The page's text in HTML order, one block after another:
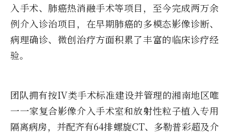
入手术、肺癌热消融手术等项目，至今完成两万余
例介入诊治项目，在早期肺癌的多模态影像诊断、
病理确诊、微创治疗方面积累了丰富的临床诊疗经
验。
团队拥有按IV类手术标准建设并管理的湘南地区唯
一一家复合影像介入手术室和放射性粒子植入专用
隔离病房，并配齐有64排螺旋CT、多勒普彩超及介